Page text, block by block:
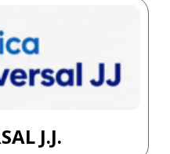
J.J.